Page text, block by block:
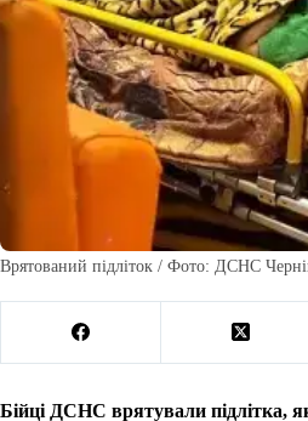
Врятований підліток / Фото: ДСНС
Бійці ДСНС врятували підлітка,